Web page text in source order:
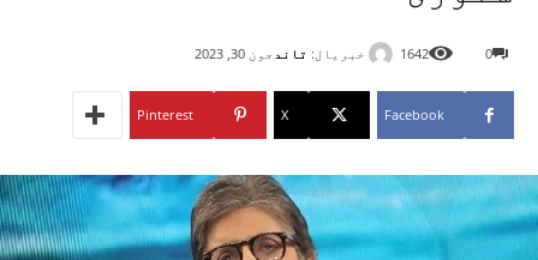
خبریال: تاند جون 30, 2023 0
1642
Facebook
X
Pinterest